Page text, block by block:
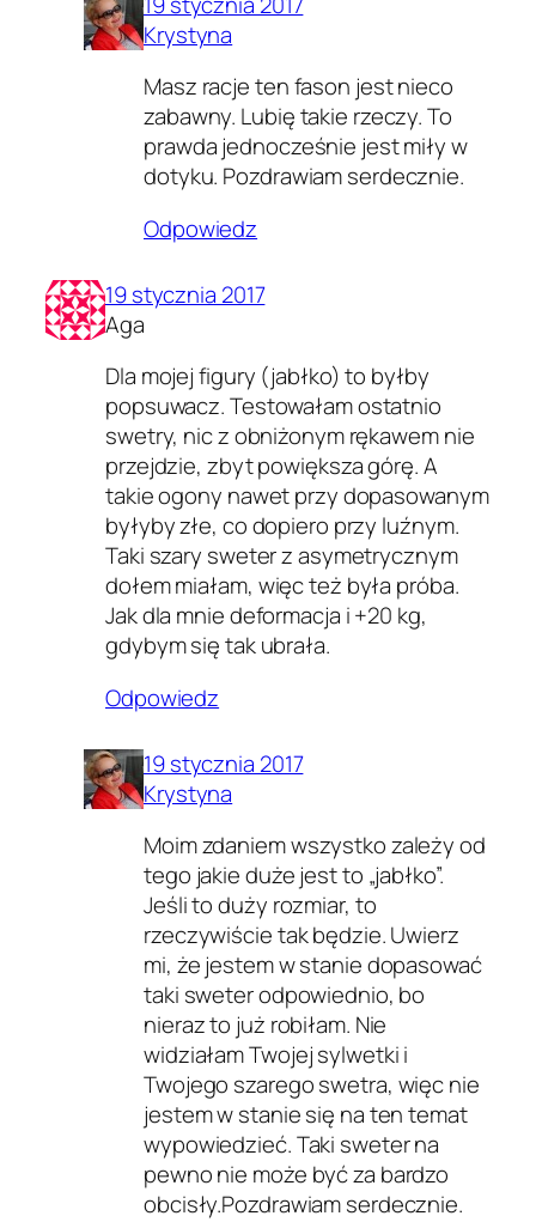
Krystyna
Masz racje ten fason jest nieco
zabawny. Lubię takie rzeczy. To
prawda jednocześnie jest miły w
dotyku. Pozdrawiam serdecznie.
Odpowiedz
19 stycznia 2017
Aga
Dla mojej figury (jabłko) to byłby
popsuwacz. Testowałam ostatnio
swetry, nic z obniżonym rękawem nie
przejdzie, zbyt powiększa górę. A
takie ogony nawet przy dopasowanym
byłyby złe, co dopiero przy luźnym.
Taki szary sweter z asymetrycznym
dołem miałam, więc też była próba.
Jak dla mnie deformacja i +20 kg,
gdybym się tak ubrała.
Odpowiedz
19 stycznia 2017
Krystyna
Moim zdaniem wszystko zależy od
tego jakie duże jest to „jabłko”.
Jeśli to duży rozmiar, to
rzeczywiście tak będzie. Uwierz
mi, że jestem w stanie dopasować
taki sweter odpowiednio, bo
nieraz to już robiłam. Nie
widziałam Twojej sylwetki i
Twojego szarego swetra, więc nie
jestem w stanie się na ten temat
wypowiedzieć. Taki sweter na
pewno nie może być za bardzo
obcisły.Pozdrawiam serdecznie.